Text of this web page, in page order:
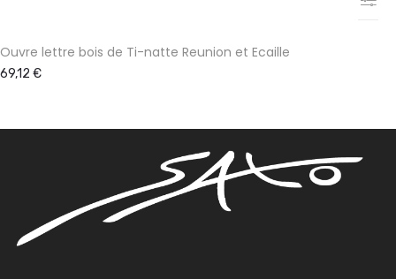
Ouvre lettre bois de Ti-natte Reunion et Ecaille
69,12 €